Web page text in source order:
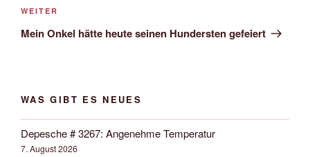
Nächster
Beitrag
WEITER
Mein Onkel hätte heute seinen Hundersten gefeiert
WAS GIBT ES NEUES
Depesche # 3267: Angenehme Temperatur
7. August 2026